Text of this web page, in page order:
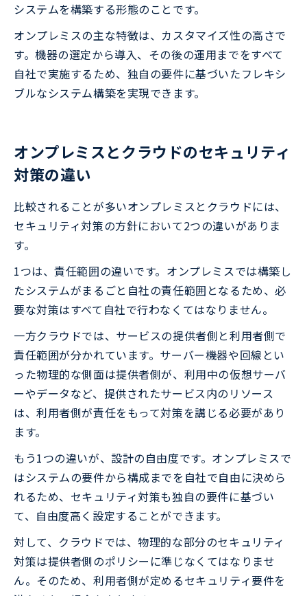
システムを構築する形態のことです。
オンプレミスの主な特徴は、カスタマイズ性の高さで
す。機器の選定から導入、その後の運用までをすべて
自社で実施するため、独自の要件に基づいたフレキシ
ブルなシステム構築を実現できます。
オンプレミスとクラウドのセキュリティ
対策の違い
比較されることが多いオンプレミスとクラウドには、
セキュリティ対策の方針において2つの違いがありま
す。
1つは、責任範囲の違いです。オンプレミスでは構築し
たシステムがまるごと自社の責任範囲となるため、必
要な対策はすべて自社で行わなくてはなりません。
一方クラウドでは、サービスの提供者側と利用者側で
責任範囲が分かれています。サーバー機器や回線とい
った物理的な側面は提供者側が、利用中の仮想サーバ
ーやデータなど、提供されたサービス内のリソース
は、利用者側が責任をもって対策を講じる必要があり
ます。
もう1つの違いが、設計の自由度です。オンプレミスで
はシステムの要件から構成までを自社で自由に決めら
れるため、セキュリティ対策も独自の要件に基づい
て、自由度高く設定することができます。
対して、クラウドでは、物理的な部分のセキュリティ
対策は提供者側のポリシーに準じなくてはなりませ
ん。そのため、利用者側が定めるセキュリティ要件を